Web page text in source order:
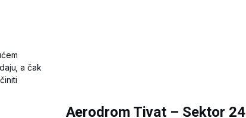
a čak
Aerodrom Tivat – Sektor 24